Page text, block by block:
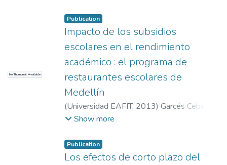
No Thumbnail Available
Publication
Impacto de los subsidios
escolares en el rendimiento
académico : el programa de
restaurantes escolares de
Medellín
(Universidad EAFIT, 2013) Garcés Ceballos,
José David;Ospina Londoño, Mónica Patricia
Show more
Publication
Los efectos de corto plazo del